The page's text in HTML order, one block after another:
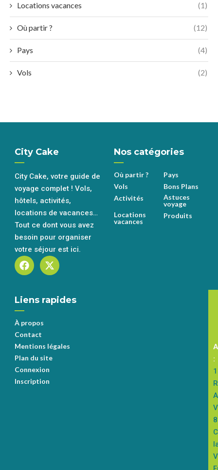
Locations vacances (1)
Où partir ? (12)
Pays (4)
Vols (2)
City Cake
City Cake, votre guide de
voyage complet ! Vols,
hôtels, activités,
locations de vacances…
Tout ce dont vous avez
besoin pour organiser
votre séjour est ici.
Nos catégories
Où partir ?
Pays
Vols
Bons Plans
Activités
Astuces
voyage
Locations
vacances
Produits
Liens rapides
À propos
Contact
Mentions légales
Plan du site
Connexion
Inscription
: